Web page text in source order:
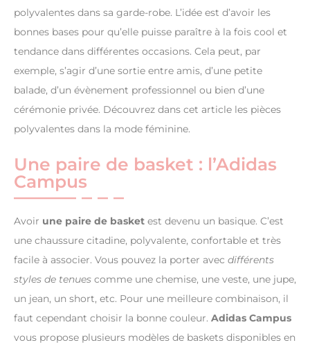
polyvalentes dans sa garde-robe. L’idée est d’avoir les
bonnes bases pour qu’elle puisse paraître à la fois cool et
tendance dans différentes occasions. Cela peut, par
exemple, s’agir d’une sortie entre amis, d’une petite
balade, d’un évènement professionnel ou bien d’une
cérémonie privée. Découvrez dans cet article les pièces
polyvalentes dans la mode féminine.
Une paire de basket : l’Adidas
Campus
Avoir une paire de basket est devenu un basique. C’est
une chaussure citadine, polyvalente, confortable et très
facile à associer. Vous pouvez la porter avec différents
styles de tenues comme une chemise, une veste, une jupe,
un jean, un short, etc. Pour une meilleure combinaison, il
faut cependant choisir la bonne couleur. Adidas Campus
vous propose plusieurs modèles de baskets disponibles en